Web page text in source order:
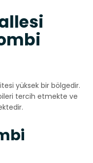
yüksek bir bölgedir.
tercih etmekte ve